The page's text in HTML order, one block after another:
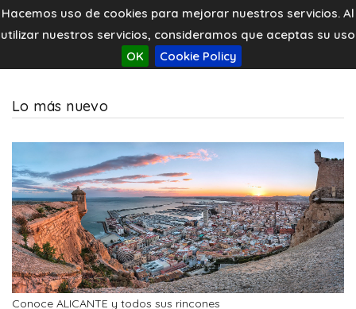
Hacemos uso de cookies para mejorar nuestros servicios. Al
utilizar nuestros servicios, consideramos que aceptas su uso
OK
Cookie Policy
Lo más nuevo
Conoce ALICANTE y todos sus rincones